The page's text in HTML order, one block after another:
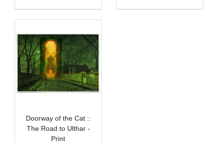
Doorway of the Cat ::
The Road to Ulthar -
Print